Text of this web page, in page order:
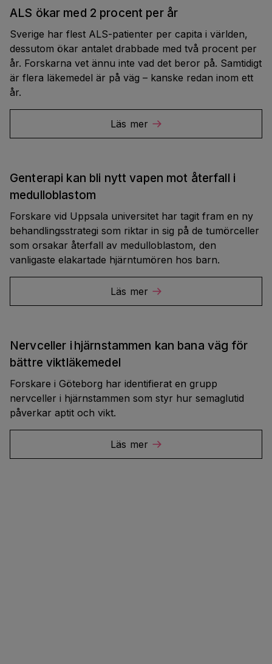
ALS ökar med 2 procent per år
Sverige har flest ALS-patienter per capita i världen,
dessutom ökar antalet drabbade med två procent per
år. Forskarna vet ännu inte vad det beror på. Samtidigt
är flera läkemedel är på väg – kanske redan inom ett
år.
Läs mer
Genterapi kan bli nytt vapen mot återfall i
medulloblastom
Forskare vid Uppsala universitet har tagit fram en ny
behandlingsstrategi som riktar in sig på de tumörceller
som orsakar återfall av medulloblastom, den
vanligaste elakartade hjärntumören hos barn.
Läs mer
Nervceller i hjärnstammen kan bana väg för
bättre viktläkemedel
Forskare i Göteborg har identifierat en grupp
nervceller i hjärnstammen som styr hur semaglutid
påverkar aptit och vikt.
Läs mer